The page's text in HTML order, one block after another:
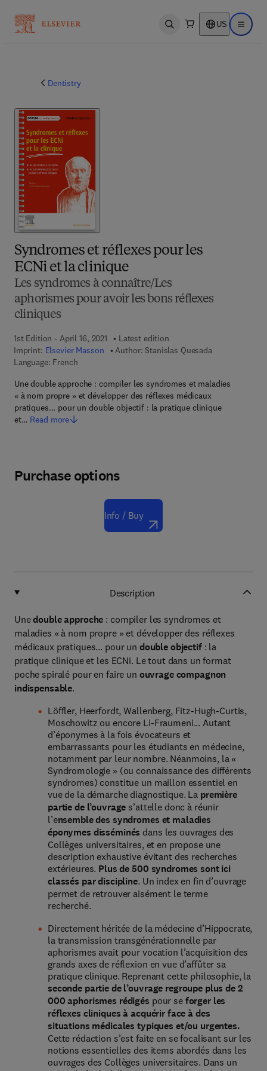
Open search US Open
Dentistry
Syndromes et réflexes pour les
ECNi et la clinique
Les syndromes à connaître/Les
aphorismes pour avoir les bons réflexes
cliniques
1st Edition - April 16, 2021
Latest edition
Imprint: Elsevier Masson Author: Stanislas Quesada
Language: French
Une double approche : compiler les syndromes et maladies
« à nom propre » et développer des réflexes médicaux
pratiques... pour un double objectif : la pratique clinique
et… Read more
Purchase options
Info / Buy
Description
Unedouble approche : compiler les syndromes et
maladies « à nom propre » et développer des réflexes
médicaux pratiques... pour un double objectif : la
pratique clinique et les ECNi. Le tout dans un format
poche spiralé pour en faire un ouvrage compagnon
indispensable.
Löffler, Heerfordt, Wallenberg, Fitz-Hugh-Curtis,
Moschowitz ou encore Li-Fraumeni... Autant
d’éponymes à la fois évocateurs et
embarrassants pour les étudiants en médecine,
notamment par leur nombre. Néanmoins, la «
Syndromologie » (ou connaissance des différents
syndromes) constitue un maillon essentiel en
vue de la démarche diagnostique. La première
partie de l’ouvrage s’attelle donc à réunir
l’ensemble des syndromes et maladies
éponymes disséminés dans les ouvrages des
Collèges universitaires, et en propose une
description exhaustive évitant des recherches
extérieures. Plus de 500 syndromes sont ici
classés par discipline. Un index en fin d’ouvrage
permet de retrouver aisément le terme
recherché.
Directement héritée de la médecine d’Hippocrate,
la transmission transgénérationnelle par
aphorismes avait pour vocation l’acquisition des
grands axes de réflexion en vue d’affûter sa
pratique clinique. Reprenant cette philosophie, la
seconde partie de l’ouvrage regroupe plus de 2
000 aphorismes rédigés pour se forger les
réflexes cliniques à acquérir face à des
situations médicales typiques et/ou urgentes.
Cette rédaction s’est faite en se focalisant sur les
notions essentielles des items abordés dans les
ouvrages des Collèges universitaires. Dans un